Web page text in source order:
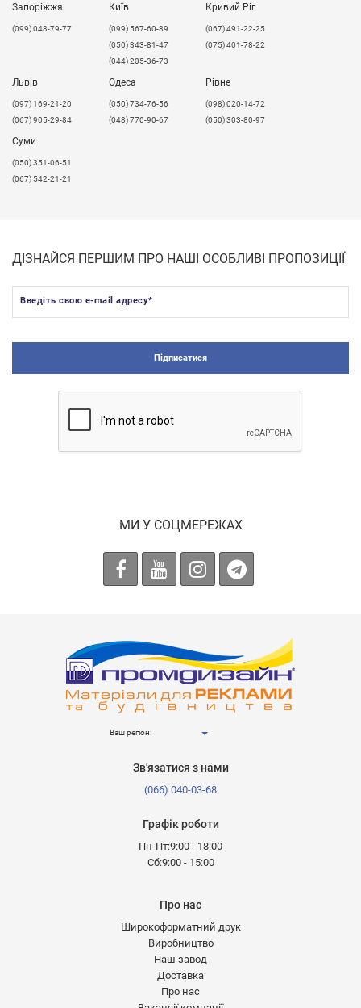
Запоріжжя
(099) 048-79-77
Київ
(099) 567-60-89
(050) 343-81-47
(044) 205-36-73
Кривий Ріг
(067) 491-22-25
(075) 401-78-22
Львів
​(097) 169-21-20
(067) 905-29-84
Одеса
(050) 734-76-56
(048) 770-90-67
Рівне
(098) 020-14-72
(050) 303-80-97
Суми
(050) 351-06-51
(067) 542-21-21
ДІЗНАЙСЯ ПЕРШИМ ПРО НАШІ ОСОБЛИВІ ПРОПОЗИЦІЇ
Введіть свою e-mail адресу*
Підписатися
МИ У СОЦМЕРЕЖАХ
Ваш регіон:
Зв'язатися з нами
(066) 040-03-68
Графік роботи
Пн-Пт:9:00 - 18:00
Сб:9:00 - 15:00
Про нас
Широкоформатний друк
Виробництво
Наш завод
Доставка
Про нас